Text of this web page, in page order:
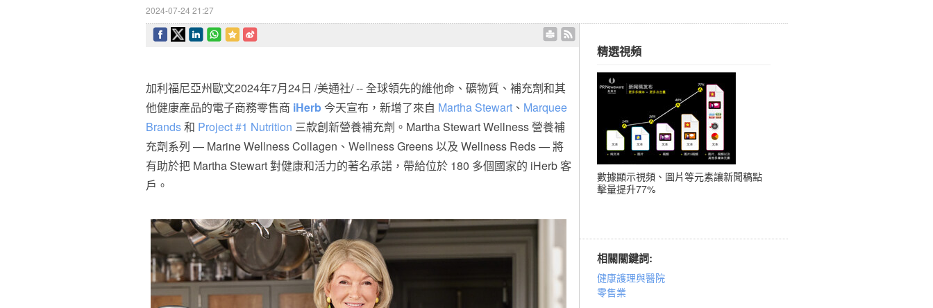
2024-07-24 21:27
加利福尼亞州歐文2024年7月24日 /美通社/ -- 全球領先的維他命、礦物質、補充劑和其
他健康產品的電子商務零售商 iHerb今天宣布，新增了來自 Martha Stewart、 Marquee
Brands和 Project #1 Nutrition 三款創新營養補充劑。Martha Stewart Wellness 營養補
充劑系列 — Marine Wellness Collagen、Wellness Greens 以及 Wellness Reds — 將
有助於把 Martha Stewart對健康和活力的著名承諾，帶給位於 180 多個國家的 iHerb 客
戶。
精選視頻
數據顯示視頻、圖片等元素讓新聞稿點
擊量提升77%
相關關鍵詞:
健康護理與醫院
零售業